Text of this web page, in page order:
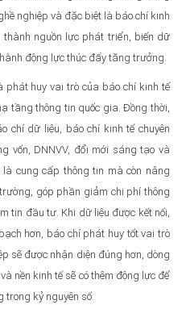
nghiệp và đặc biệt là báo chí kinh
nguồn lực phát triển, biến dữ
động lực thúc đẩy tăng trưởng.
phát huy vai trò của báo chí kinh tế
tầng thông tin quốc gia. Đồng thời,
chí dữ liệu, báo chí kinh tế chuyên
vốn, DNNVV, đổi mới sáng tạo và
cung cấp thông tin mà còn nâng
góp phần giảm chi phí thông
tin đầu tư. Khi dữ liệu được kết nối,
hơn, báo chí phát huy tốt vai trò
sẽ được nhận diện đúng hơn, dòng
nền kinh tế sẽ có thêm động lực để
kỷ nguyên số.